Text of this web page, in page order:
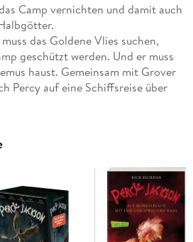
Camp vernichten und damit auch
das Goldene Vlies suchen,
geschützt werden. Und er muss
haust. Gemeinsam mit Grover
Percy auf eine Schiffsreise über
mit nachtragenden
Göttern
dass er ein Halbgott ist und es die
Mythologie wirklich gibt,